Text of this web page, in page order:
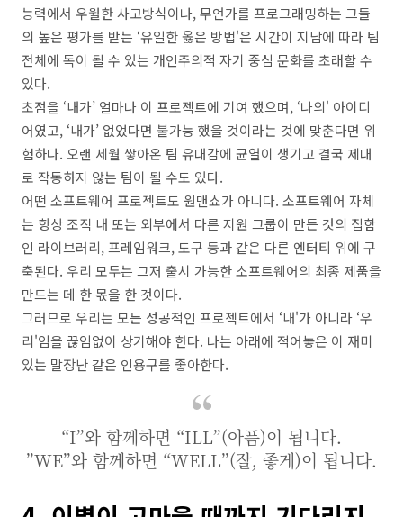
능력에서 우월한 사고방식이나, 무언가를 프로그래밍하는 그들
의 높은 평가를 받는 ‘유일한 옳은 방법'은 시간이 지남에 따라 팀
전체에 독이 될 수 있는 개인주의적 자기 중심 문화를 초래할 수
있다.
초점을 ‘내가’ 얼마나 이 프로젝트에 기여 했으며, ‘나의' 아이디
어였고, ‘내가’ 없었다면 불가능 했을 것이라는 것에 맞춘다면 위
험하다. 오랜 세월 쌓아온 팀 유대감에 균열이 생기고 결국 제대
로 작동하지 않는 팀이 될 수도 있다.
어떤 소프트웨어 프로젝트도 원맨쇼가 아니다. 소프트웨어 자체
는 항상 조직 내 또는 외부에서 다른 지원 그룹이 만든 것의 집함
인 라이브러리, 프레임워크, 도구 등과 같은 다른 엔터티 위에 구
축된다. 우리 모두는 그저 출시 가능한 소프트웨어의 최종 제품을
만드는 데 한 몫을 한 것이다.
그러므로 우리는 모든 성공적인 프로젝트에서 ‘내'가 아니라 ‘우
리'임을 끊임없이 상기해야 한다. 나는 아래에 적어놓은 이 재미
있는 말장난 같은 인용구를 좋아한다.
“I”와 함께하면 “ILL”(아픔)이 됩니다.
”WE”와 함께하면 “WELL”(잘, 좋게)이 됩니다.